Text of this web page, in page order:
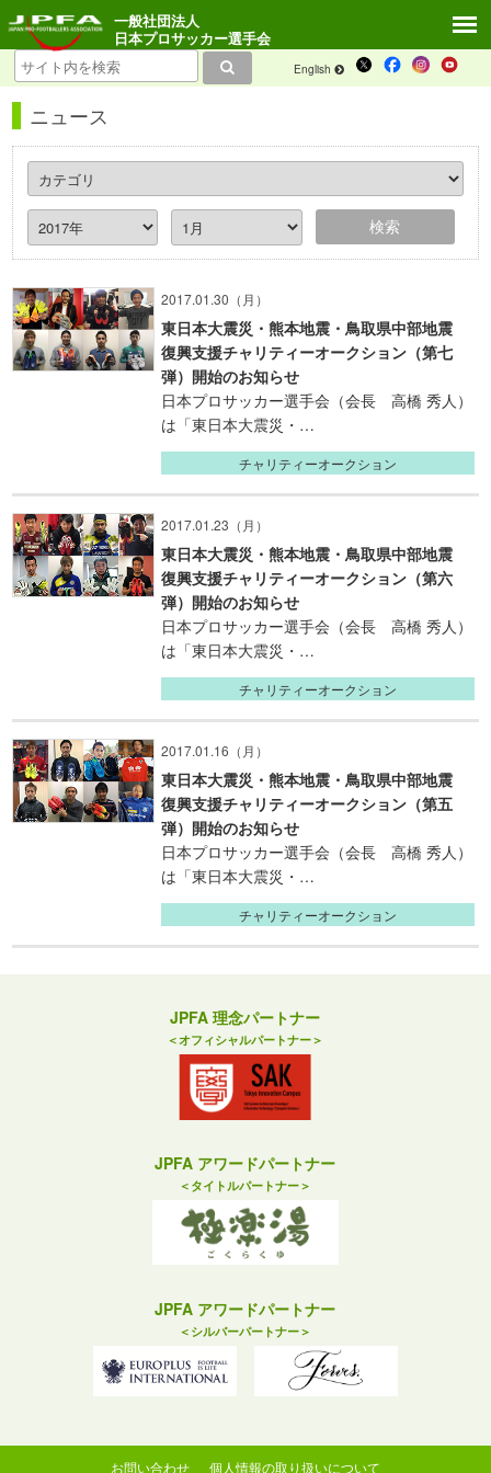
English
一般社団法人
日本プロサッカー選手会
ニュース
2017.01.30（月）
東日本大震災・熊本地震・鳥取県中部地震
復興支援チャリティーオークション（第七
弾）開始のお知らせ
日本プロサッカー選手会（会長 高橋 秀人）
は「東日本大震災・…
チャリティーオークション
2017.01.23（月）
東日本大震災・熊本地震・鳥取県中部地震
復興支援チャリティーオークション（第六
弾）開始のお知らせ
日本プロサッカー選手会（会長 高橋 秀人）
は「東日本大震災・…
チャリティーオークション
2017.01.16（月）
東日本大震災・熊本地震・鳥取県中部地震
復興支援チャリティーオークション（第五
弾）開始のお知らせ
日本プロサッカー選手会（会長 高橋 秀人）
は「東日本大震災・…
チャリティーオークション
JPFA 理念パートナー
＜オフィシャルパートナー＞
JPFA アワードパートナー
＜タイトルパートナー＞
JPFA アワードパートナー
＜シルバーパートナー＞
お問い合わせ 個人情報の取り扱いについて